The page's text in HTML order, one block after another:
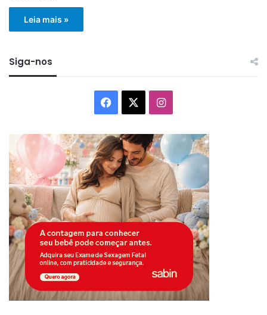
Leia mais »
Siga-nos
Facebook Instagram